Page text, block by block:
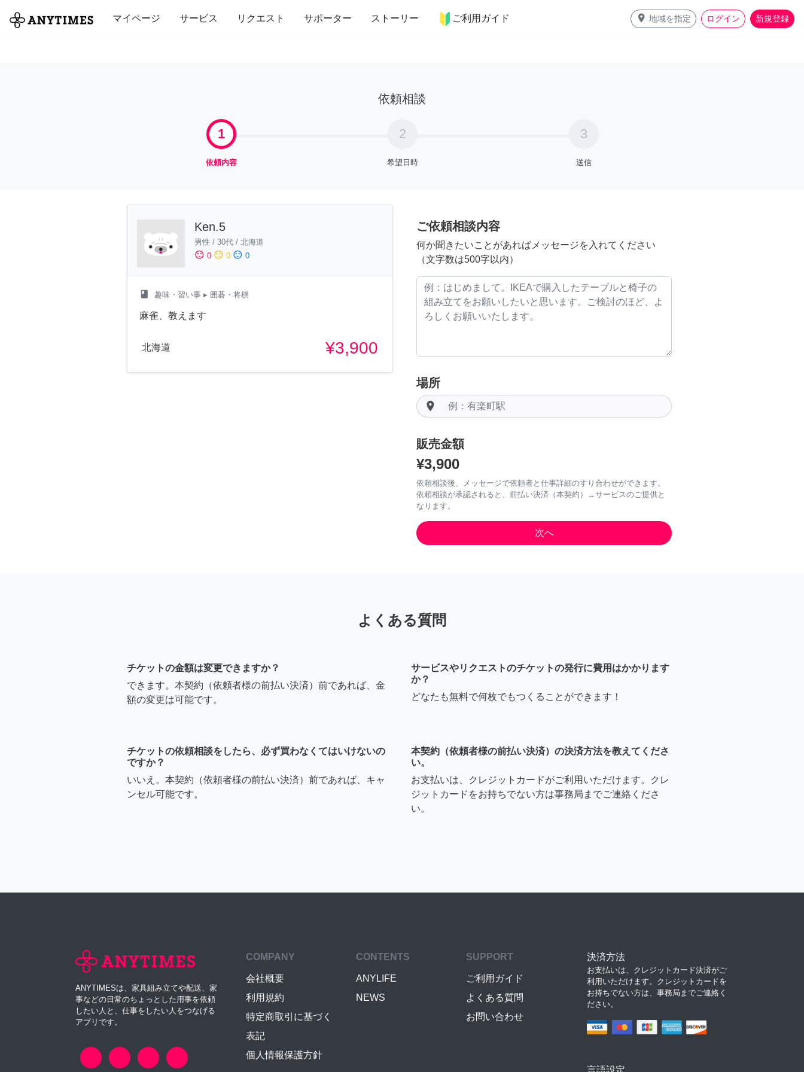
マイページ サービス リクエスト サポーター ストーリー ご利用ガイド place 地域を指定 ログイン 新規登録
全て 修理・組立 家事 引っ越し インテリア 趣味・習い事 ペット 料理
依頼相談
1
依頼内容
2
希望日時
3
送信
Ken.5
男性 / 30代 / 北海道
sentiment_satisfied 0 sentiment_neutral 0 sentiment_dissatisfied 0
class 趣味・習い事 ▸ 囲碁・将棋
麻雀、教えます
北海道 ¥3,900
ご依頼相談内容
何か聞きたいことがあればメッセージを入れてください
（文字数は500字以内）
場所
room
販売金額
¥3,900
依頼相談後、メッセージで依頼者と仕事詳細のすり合わせができます。
依頼相談が承認されると、前払い決済（本契約）→サービスのご提供と
なります。
よくある質問
チケットの金額は変更できますか？
できます。本契約（依頼者様の前払い決済）前であれば、金
額の変更は可能です。
サービスやリクエストのチケットの発行に費用はかかります
か？
どなたも無料で何枚でもつくることができます！
チケットの依頼相談をしたら、必ず買わなくてはいけないの
ですか？
いいえ。本契約（依頼者様の前払い決済）前であれば、キャ
ンセル可能です。
本契約（依頼者様の前払い決済）の決済方法を教えてくださ
い。
お支払いは、クレジットカードがご利用いただけます。クレ
ジットカードをお持ちでない方は事務局までご連絡くださ
い。
ANYTIMESは、家具組み立てや配送、家
事などの日常のちょっとした用事を依頼
したい人と、仕事をしたい人をつなげる
アプリです。
COMPANY
会社概要
利用規約
特定商取引に基づく
表記
個人情報保護方針
CONTENTS
ANYLIFE
NEWS
SUPPORT
ご利用ガイド
よくある質問
お問い合わせ
決済方法
お支払いは、クレジットカード決済がご
利用いただけます。クレジットカードを
お持ちでない方は、事務局までご連絡く
ださい。
言語設定